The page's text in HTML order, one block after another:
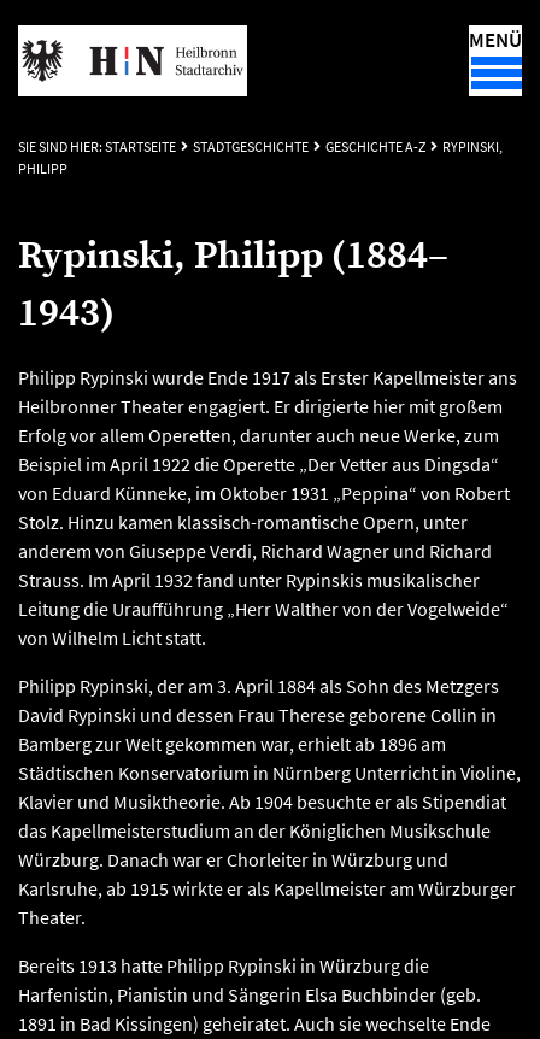
MENÜ
SIE SIND HIER: STARTSEITE STADTGESCHICHTE GESCHICHTE A-Z
RYPINSKI,
PHILIPP
Rypinski, Philipp (1884–
1943)
Philipp Rypinski wurde Ende 1917 als Erster Kapellmeister ans
Heilbronner Theater engagiert. Er dirigierte hier mit großem
Erfolg vor allem Operetten, darunter auch neue Werke, zum
Beispiel im April 1922 die Operette „Der Vetter aus Dingsda“
von Eduard Künneke, im Oktober 1931 „Peppina“ von Robert
Stolz. Hinzu kamen klassisch-romantische Opern, unter
anderem von Giuseppe Verdi, Richard Wagner und Richard
Strauss. Im April 1932 fand unter Rypinskis musikalischer
Leitung die Uraufführung „Herr Walther von der Vogelweide“
von Wilhelm Licht statt.
Philipp Rypinski, der am 3. April 1884 als Sohn des Metzgers
David Rypinski und dessen Frau Therese geborene Collin in
Bamberg zur Welt gekommen war, erhielt ab 1896 am
Städtischen Konservatorium in Nürnberg Unterricht in Violine,
Klavier und Musiktheorie. Ab 1904 besuchte er als Stipendiat
das Kapellmeisterstudium an der Königlichen Musikschule
Würzburg. Danach war er Chorleiter in Würzburg und
Karlsruhe, ab 1915 wirkte er als Kapellmeister am Würzburger
Theater.
Bereits 1913 hatte Philipp Rypinski in Würzburg die
Harfenistin, Pianistin und Sängerin Elsa Buchbinder (geb.
1891 in Bad Kissingen) geheiratet. Auch sie wechselte Ende